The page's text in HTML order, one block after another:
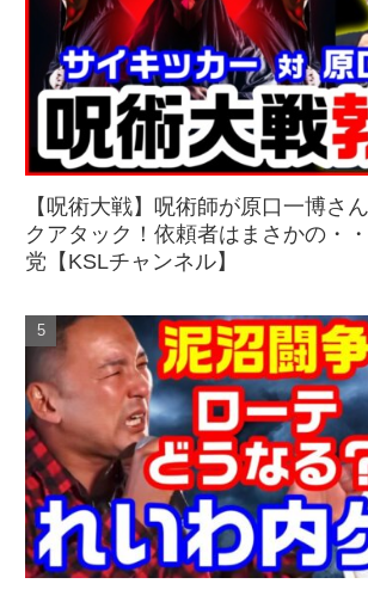
【呪術大戦】呪術師が原口一博さ
クアタック！依頼者はまさかの・
党【KSLチャンネル】